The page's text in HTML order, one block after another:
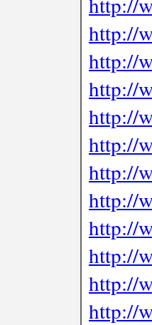
http://
http://
http://
http://
http://
http://
http://
http://
http://
http://
http://